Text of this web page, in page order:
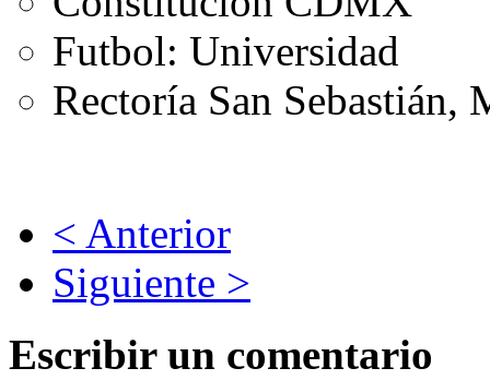
Futbol: Universidad
Rectoría San Sebastián,
< Anterior
Siguiente >
Escribir un comentario